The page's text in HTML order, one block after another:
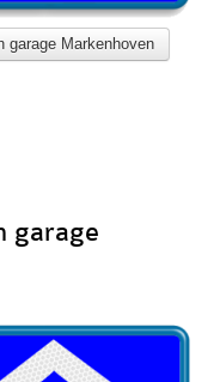
garage Markenhoven
garage